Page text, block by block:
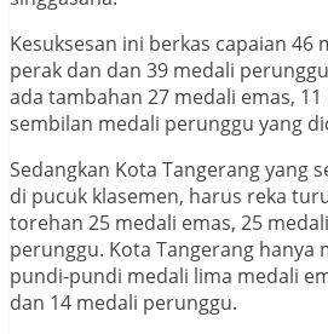
Kesuksesan ini berkas capaian 46
perak dan dan 39 medali
ada tambahan 27 medali emas,
sembilan medali perunggu yang
Sedangkan Kota Tangerang yang
di pucuk klasemen, harus reka
torehan 25 medali emas, 25
perunggu. Kota Tangerang hanya
pundi-pundi medali lima medali
dan 14 medali perunggu.